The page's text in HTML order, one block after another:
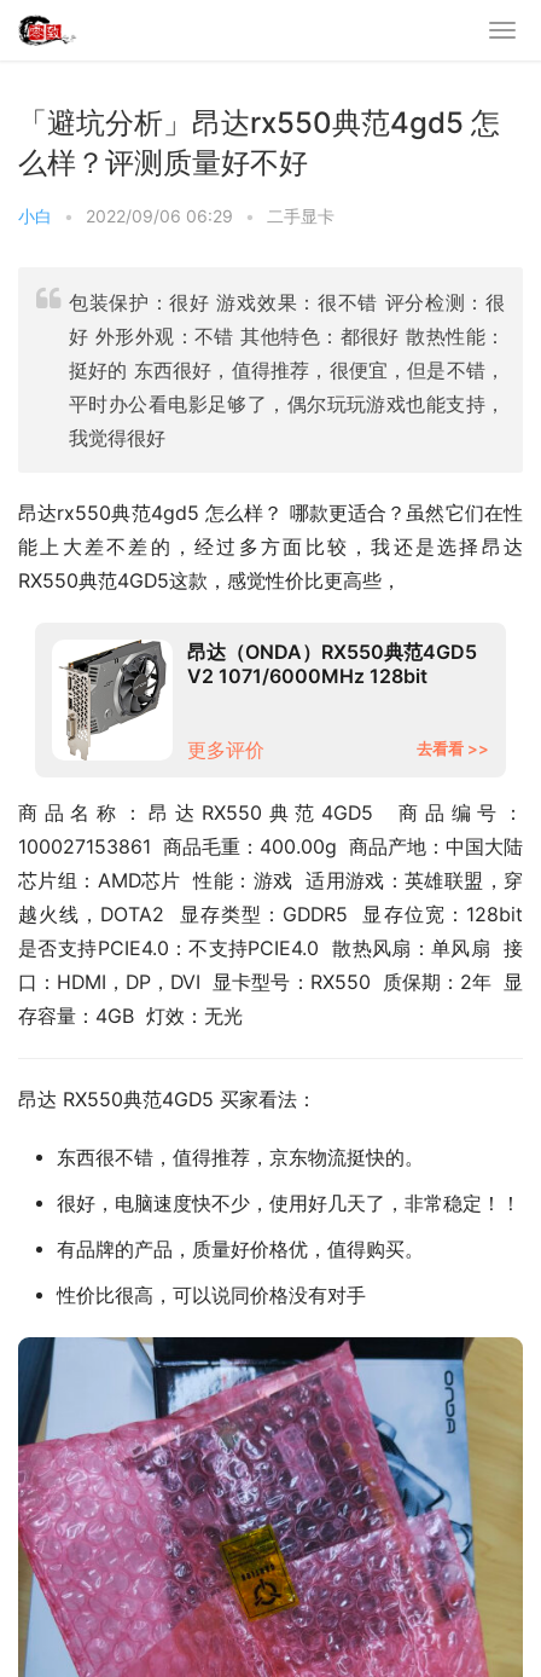
「避坑分析」昂达rx550典范4gd5 怎
么样？评测质量好不好
小白 • 2022/09/06 06:29 • 二手显卡
包装保护：很好 游戏效果：很不错 评分检测：很
好 外形外观：不错 其他特色：都很好 散热性能：
挺好的 东西很好，值得推荐，很便宜，但是不错，
平时办公看电影足够了，偶尔玩玩游戏也能支持，
我觉得很好
昂达rx550典范4gd5 怎么样？ 哪款更适合？虽然它们在性
能上大差不差的，经过多方面比较，我还是选择昂达
RX550典范4GD5这款，感觉性价比更高些，
昂达（ONDA）RX550典范4GD5
V2 1071/6000MHz 128bit
更多评价 去看看 >>
商品名称：昂达RX550典范4GD5  商品编号：
100027153861  商品毛重：400.00g  商品产地：中国大陆
芯片组：AMD芯片  性能：游戏  适用游戏：英雄联盟，穿
越火线，DOTA2  显存类型：GDDR5  显存位宽：128bit
是否支持PCIE4.0：不支持PCIE4.0  散热风扇：单风扇  接
口：HDMI，DP，DVI  显卡型号：RX550  质保期：2年  显
存容量：4GB  灯效：无光
昂达 RX550典范4GD5 买家看法：
东西很不错，值得推荐，京东物流挺快的。
很好，电脑速度快不少，使用好几天了，非常稳定！！
有品牌的产品，质量好价格优，值得购买。
性价比很高，可以说同价格没有对手